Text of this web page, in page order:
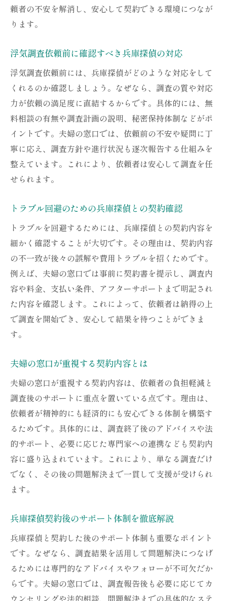
頼者の不安を解消し、安心して契約できる環境につなが
ります。
浮気調査依頼前に確認すべき兵庫探偵の対応
浮気調査依頼前には、兵庫探偵がどのような対応をして
くれるのか確認しましょう。なぜなら、調査の質や対応
力が依頼の満足度に直結するからです。具体的には、無
料相談の有無や調査計画の説明、秘密保持体制などがポ
イントです。夫婦の窓口では、依頼前の不安や疑問に丁
寧に応え、調査方針や進行状況も逐次報告する仕組みを
整えています。これにより、依頼者は安心して調査を任
せられます。
トラブル回避のための兵庫探偵との契約確認
トラブルを回避するためには、兵庫探偵との契約内容を
細かく確認することが大切です。その理由は、契約内容
の不一致が後々の誤解や費用トラブルを招くためです。
例えば、夫婦の窓口では事前に契約書を提示し、調査内
容や料金、支払い条件、アフターサポートまで明記され
た内容を確認します。これによって、依頼者は納得の上
で調査を開始でき、安心して結果を待つことができま
す。
夫婦の窓口が重視する契約内容とは
夫婦の窓口が重視する契約内容は、依頼者の負担軽減と
調査後のサポートに重点を置いている点です。理由は、
依頼者が精神的にも経済的にも安心できる体制を構築す
るためです。具体的には、調査終了後のアドバイスや法
的サポート、必要に応じた専門家への連携なども契約内
容に盛り込まれています。これにより、単なる調査だけ
でなく、その後の問題解決まで一貫して支援が受けられ
ます。
兵庫探偵契約後のサポート体制を徹底解説
兵庫探偵と契約した後のサポート体制も重要なポイント
です。なぜなら、調査結果を活用して問題解決につなげ
るためには専門的なアドバイスやフォローが不可欠だか
らです。夫婦の窓口では、調査報告後も必要に応じてカ
ウンセリングや法的相談、問題解決までの具体的なステ